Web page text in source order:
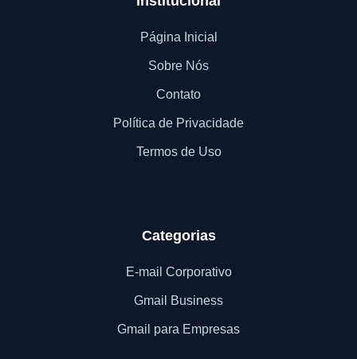
Página Inicial
Sobre Nós
Contato
Política de Privacidade
Termos de Uso
Categorias
E-mail Corporativo
Gmail Business
Gmail para Empresas